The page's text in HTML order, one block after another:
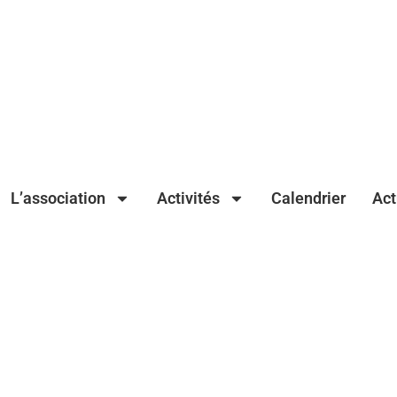
L’association Activités Calendrier